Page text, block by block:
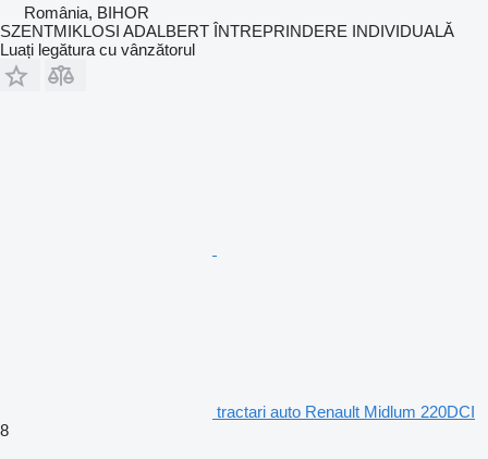
România, BIHOR
SZENTMIKLOSI ADALBERT ÎNTREPRINDERE INDIVIDUALĂ
Luați legătura cu vânzătorul
tractari auto Renault Midlum 220DCI
8